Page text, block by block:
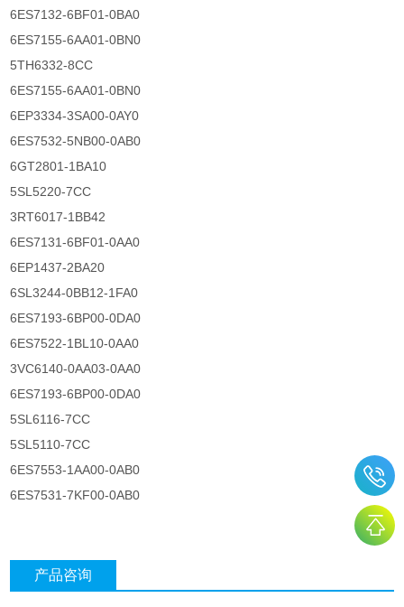
6ES7132-6BF01-0BA0
6ES7155-6AA01-0BN0
5TH6332-8CC
6ES7155-6AA01-0BN0
6EP3334-3SA00-0AY0
6ES7532-5NB00-0AB0
6GT2801-1BA10
5SL5220-7CC
3RT6017-1BB42
6ES7131-6BF01-0AA0
6EP1437-2BA20
6SL3244-0BB12-1FA0
6ES7193-6BP00-0DA0
6ES7522-1BL10-0AA0
3VC6140-0AA03-0AA0
6ES7193-6BP00-0DA0
5SL6116-7CC
5SL5110-7CC
6ES7553-1AA00-0AB0
6ES7531-7KF00-0AB0
产品咨询